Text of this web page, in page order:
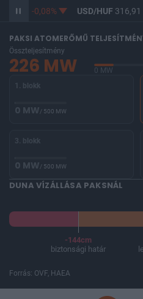
-0,08% USD/HUF316,91
PAKSI ATOMERŐMŰ
Összteljesítmény
226 MW 0 MW
1. blokk
0 MW/ 500 MW
3. blokk
0 MW/ 500 MW
DUNA VÍZÁLLÁSA PAKSNÁL
-144cm
biztonsági határ
Forrás: OVF, HAEA